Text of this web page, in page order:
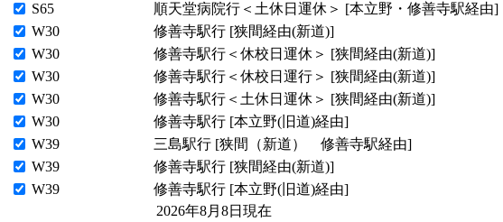
S65
順天堂病院行＜土休日運休＞ [本立野・修善寺駅経由]
W30
修善寺駅行 [狭間経由(新道)]
W30
修善寺駅行＜休校日運休＞ [狭間経由(新道)]
W30
修善寺駅行＜休校日運行＞ [狭間経由(新道)]
W30
修善寺駅行＜土休日運休＞ [狭間経由(新道)]
W30
修善寺駅行 [本立野(旧道)経由]
W39
三島駅行 [狭間（新道） 修善寺駅経由]
W39
修善寺駅行 [狭間経由(新道)]
W39
修善寺駅行 [本立野(旧道)経由]
2026年8月8日 現在